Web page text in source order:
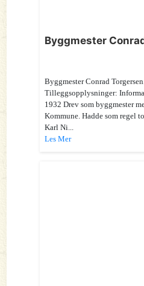
Byggmester
Byggmester Conrad
Tilleggsopplysninger:
1932 Drev som byggmester
Kommune. Hadde som regel
Karl Ni...
Les Mer